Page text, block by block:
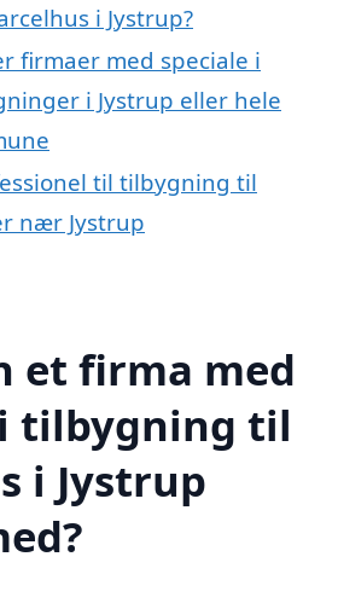
i Jystrup?
firmaer med speciale i
i Jystrup eller hele
til tilbygning til
nær Jystrup
et firma med
tilbygning til
i Jystrup